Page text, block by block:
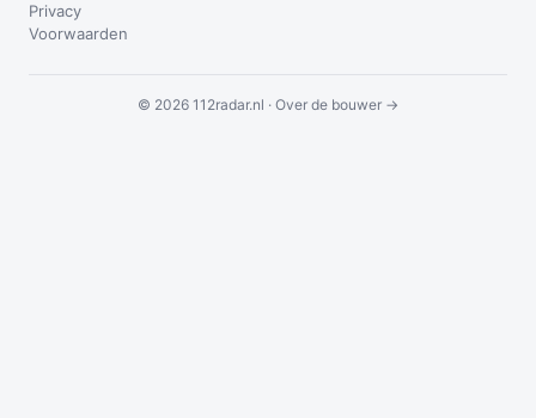
Privacy
Voorwaarden
© 2026 112radar.nl · Over de bouwer →